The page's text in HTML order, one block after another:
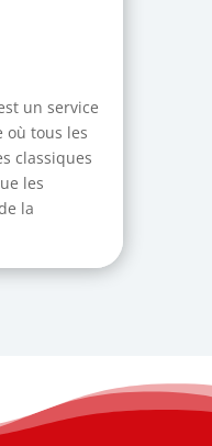
un service
où tous les
classiques
les
la